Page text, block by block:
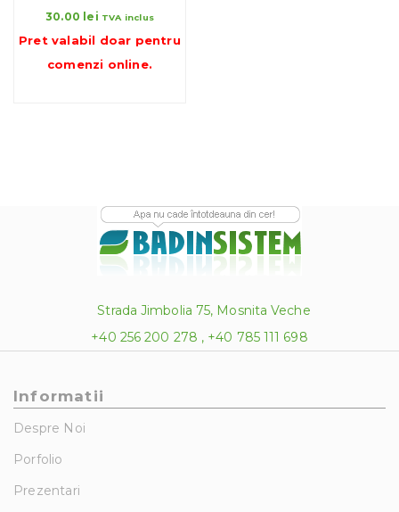
30.00 lei TVA inclus
Pret valabil doar pentru
comenzi online.
Strada Jimbolia 75, Mosnita Veche
+40 256 200 278 , +40 785 111 698
Informatii
Despre Noi
Porfolio
Prezentari